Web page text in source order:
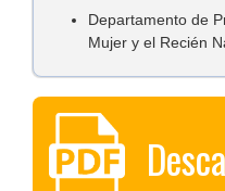
Departamento de
Mujer y el Recién